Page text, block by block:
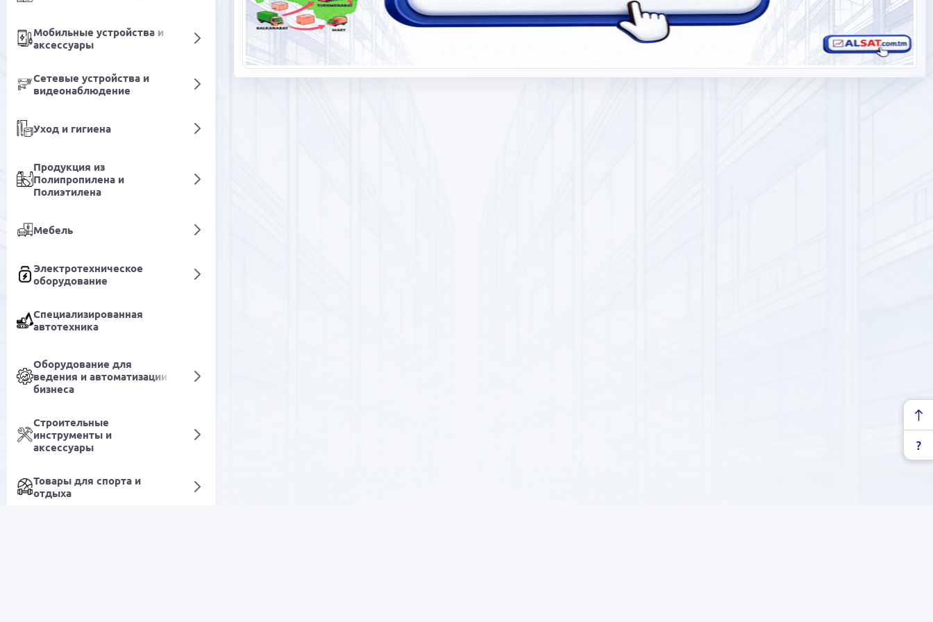
Мобильные устройства и
аксессуары
Сетевые устройства и
видеонаблюдение
Уход и гигиена
Продукция из
Полипропилена и
Полиэтилена
Мебель
Электротехническое
оборудование
Специализированная
автотехника
Оборудование для
ведения и автоматизации
бизнеса
Строительные
инструменты и
аксессуары
Товары для спорта и
отдыха